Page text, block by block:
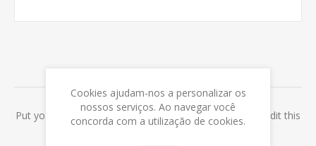
Put your login / registration information here. You can edit this
Cookies ajudam-nos a personalizar os
nossos serviços. Ao navegar você
concorda com a utilização de cookies.